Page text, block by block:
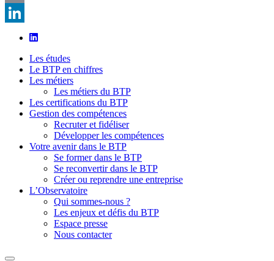
Email
LinkedIn
Les études
Le BTP en chiffres
Les métiers
Les métiers du BTP
Les certifications du BTP
Gestion des compétences
Recruter et fidéliser
Développer les compétences
Votre avenir dans le BTP
Se former dans le BTP
Se reconvertir dans le BTP
Créer ou reprendre une entreprise
L’Observatoire
Qui sommes-nous ?
Les enjeux et défis du BTP
Espace presse
Nous contacter